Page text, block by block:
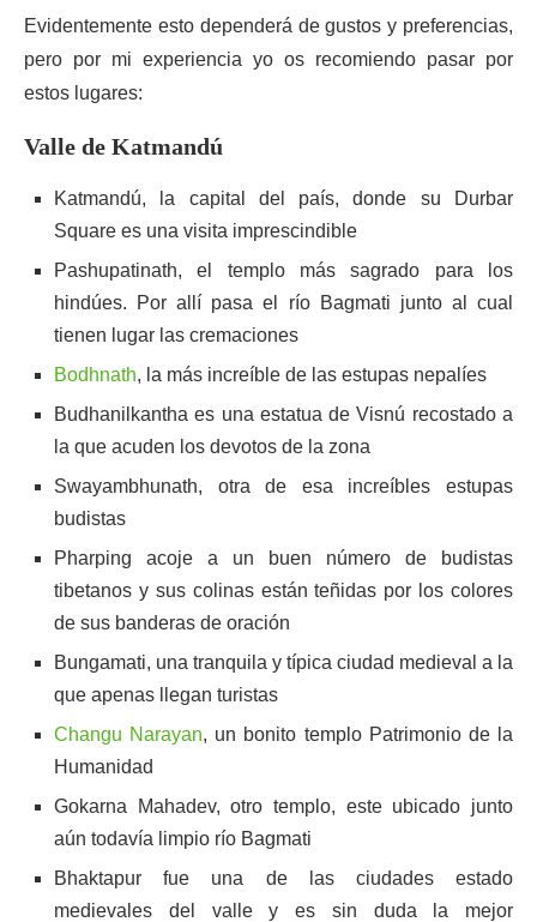
Evidentemente esto dependerá de gustos y preferencias,
pero por mi experiencia yo os recomiendo pasar por
estos lugares:
Valle de Katmandú
Katmandú, la capital del país, donde su Durbar
Square es una visita imprescindible
Pashupatinath, el templo más sagrado para los
hindúes. Por allí pasa el río Bagmati junto al cual
tienen lugar las cremaciones
Bodhnath, la más increíble de las estupas nepalíes
Budhanilkantha es una estatua de Visnú recostado a
la que acuden los devotos de la zona
Swayambhunath, otra de esa increíbles estupas
budistas
Pharping acoje a un buen número de budistas
tibetanos y sus colinas están teñidas por los colores
de sus banderas de oración
Bungamati, una tranquila y típica ciudad medieval a la
que apenas llegan turistas
Changu Narayan, un bonito templo Patrimonio de la
Humanidad
Gokarna Mahadev, otro templo, este ubicado junto
aún todavía limpio río Bagmati
Bhaktapur fue una de las ciudades estado
medievales del valle y es sin duda la mejor